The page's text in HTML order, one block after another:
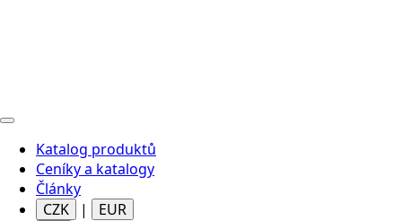
Katalog produktů
Ceníky a katalogy
Články
CZK
| EUR